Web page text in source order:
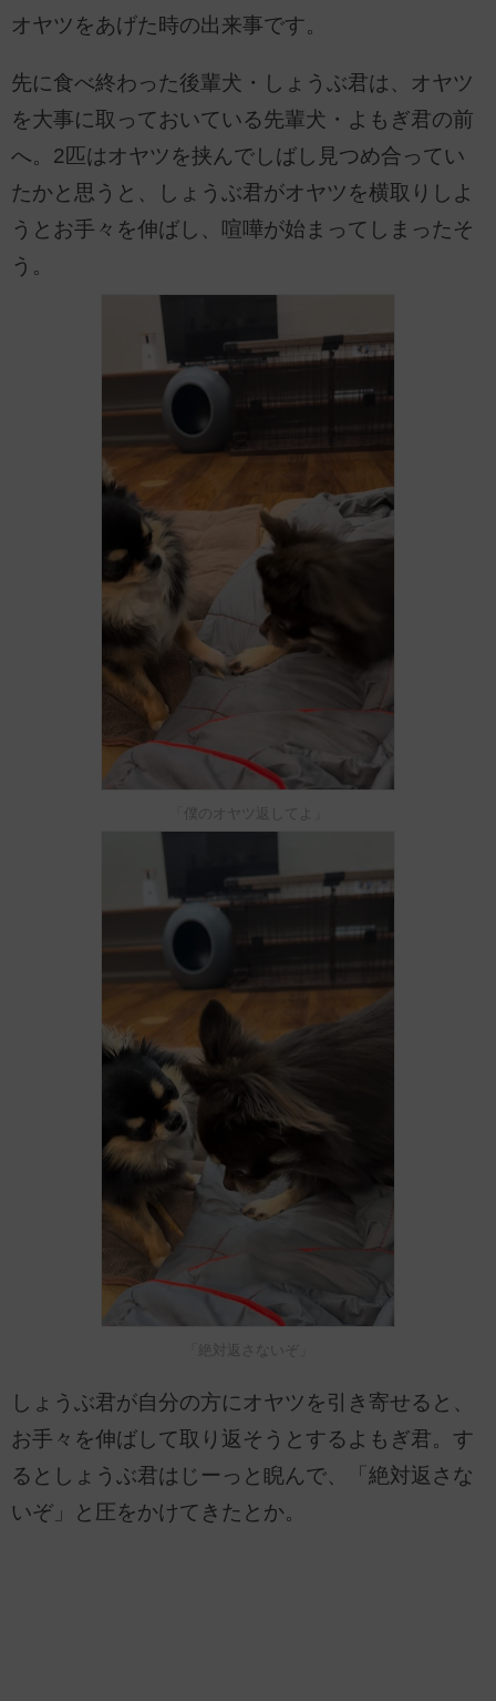
オヤツをあげた時の出来事です。
先に食べ終わった後輩犬・しょうぶ君は、オヤツ
を大事に取っておいている先輩犬・よもぎ君の前
へ。2匹はオヤツを挟んでしばし見つめ合ってい
たかと思うと、しょうぶ君がオヤツを横取りしよ
うとお手々を伸ばし、喧嘩が始まってしまったそ
う。
「僕のオヤツ返してよ」
「絶対返さないぞ」
しょうぶ君が自分の方にオヤツを引き寄せると、
お手々を伸ばして取り返そうとするよもぎ君。す
るとしょうぶ君はじーっと睨んで、「絶対返さな
いぞ」と圧をかけてきたとか。